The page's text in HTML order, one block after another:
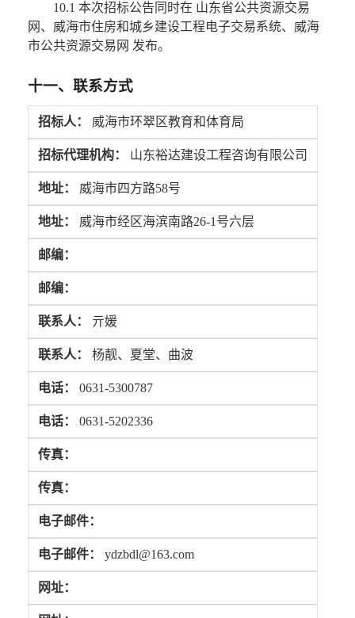
10.1 本次招标公告同时在 山东省公共资源交易
网、威海市住房和城乡建设工程电子交易系统、威海
市公共资源交易网 发布。
十一、联系方式
招标人： 威海市环翠区教育和体育局
招标代理机构： 山东裕达建设工程咨询有限公司
地址： 威海市四方路58号
地址： 威海市经区海滨南路26-1号六层
邮编：
邮编：
联系人： 亓媛
联系人： 杨靓、夏堂、曲波
电话： 0631-5300787
电话： 0631-5202336
传真：
传真：
电子邮件：
电子邮件： ydzbdl@163.com
网址：